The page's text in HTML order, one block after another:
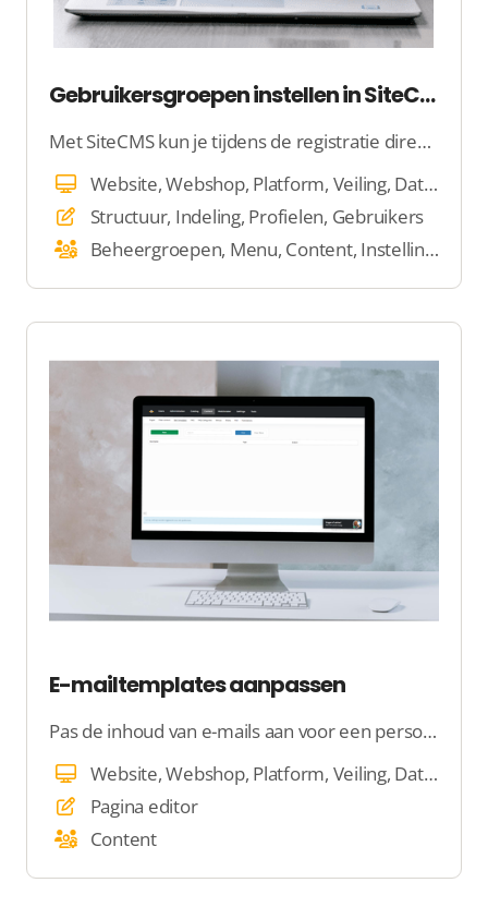
Gebruikersgroepen instellen in SiteCMS
Met SiteCMS kun je tijdens de registratie direct specifieke informatie van gebruikers verzamelen, zodat ze meteen aan de slag kunnen. Door gebruikers in te delen in groepen, kun je eenvoudig bepalen wie toegang krijgt tot bepaalde content en functies.
Website, Webshop, Platform, Veiling, Dating, E-mail, Beheer
Structuur, Indeling, Profielen, Gebruikers
Beheergroepen, Menu, Content, Instellingen
E-mailtemplates aanpassen
Pas de inhoud van e-mails aan voor een persoonlijkere sevice!
Website, Webshop, Platform, Veiling, Dating, E-mail, Beheer
Pagina editor
Content